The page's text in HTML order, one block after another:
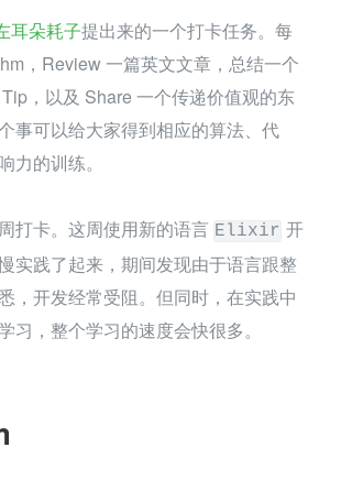
耳朵耗子提出来的一个打卡任务。每
，Review 一篇英文文章，总结一个
，以及 Share 一个传递价值观的东
事可以给大家得到相应的算法、代
力的训练。
打卡。这周使用新的语言 Elixir 开
实践了起来，期间发现由于语言跟整
，开发经常受阻。但同时，在实践中
习，整个学习的速度会快很多。